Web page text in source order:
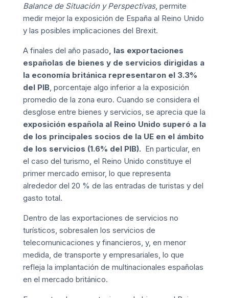
Balance de Situación y Perspectivas, permite
medir mejor la exposición de España al Reino Unido
y las posibles implicaciones del Brexit.
A finales del año pasado, las exportaciones
españolas de bienes y de servicios dirigidas a
la economía británica representaron el 3.3%
del PIB, porcentaje algo inferior a la exposición
promedio de la zona euro. Cuando se considera el
desglose entre bienes y servicios, se aprecia que la
exposición española al Reino Unido superó a la
de los principales socios de la UE en el ámbito
de los servicios (1.6% del PIB). En particular, en
el caso del turismo, el Reino Unido constituye el
primer mercado emisor, lo que representa
alrededor del 20 % de las entradas de turistas y del
gasto total.
Dentro de las exportaciones de servicios no
turísticos, sobresalen los servicios de
telecomunicaciones y financieros, y, en menor
medida, de transporte y empresariales, lo que
refleja la implantación de multinacionales españolas
en el mercado británico.